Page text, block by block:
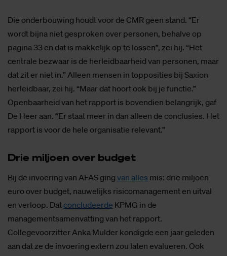
Die onderbouwing houdt voor de CMR geen stand. “Er
wordt bijna niet gesproken over personen, behalve op
pagina 33 en dat is makkelijk op te lossen”, zei hij. “Het
centrale bezwaar is de herleidbaarheid van personen, maar
dat zit er niet in.” Alleen mensen in topposities bij Saxion
herleidbaar, zei hij. “Maar dat hoort ook bij je functie.”
Openbaarheid van het rapport is bovendien belangrijk, gaf
De Heer aan. “Er staat meer in dan alleen de conclusies. Het
rapport is voor de hele organisatie relevant.”
Drie mil­joen over bud­get
Bij de invoering van AFAS ging van alles mis: drie miljoen
euro over budget, nauwelijks risicomanagement en uitval
en verloop. Dat concludeerde KPMG in de
managementsamenvatting van het rapport.
Collegevoorzitter Anka Mulder kondigde een jaar geleden
aan dat ze de invoering extern zou laten evalueren. Ook